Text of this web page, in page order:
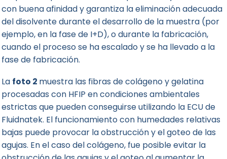
con buena afinidad y garantiza la eliminación adecuada
del disolvente durante el desarrollo de la muestra (por
ejemplo, en la fase de I+D), o durante la fabricación,
cuando el proceso se ha escalado y se ha llevado a la
fase de fabricación.
La foto 2 muestra las fibras de colágeno y gelatina
procesadas con HFIP en condiciones ambientales
estrictas que pueden conseguirse utilizando la ECU de
Fluidnatek. El funcionamiento con humedades relativas
bajas puede provocar la obstrucción y el goteo de las
agujas. En el caso del colágeno, fue posible evitar la